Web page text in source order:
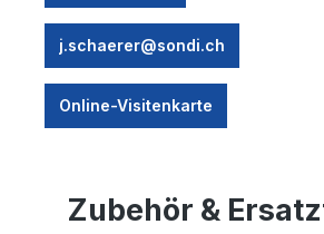
j.schaerer@sondi.ch
Online-Visitenkarte
Zubehör &